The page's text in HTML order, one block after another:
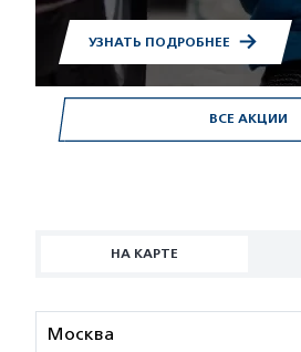
ВСЕ АКЦИИ
УЗНАТЬ ПОДРОБНЕЕ
НА КАРТЕ